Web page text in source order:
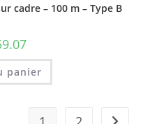
cadre – 100 m – Type B
panier